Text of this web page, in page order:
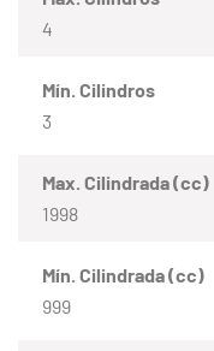
4
Mín. Cilindros
3
Max. Cilindrada (cc)
1998
Mín. Cilindrada (cc)
999